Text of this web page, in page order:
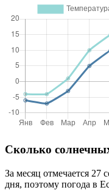
Сколько
За месяц отмечается
дня, поэтому погода в